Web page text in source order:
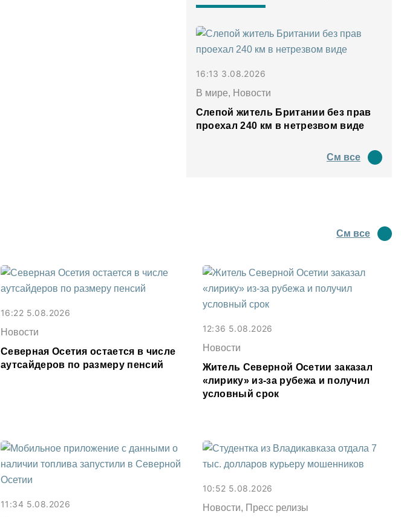
16:13 3.08.2026
В мире, Новости
Слепой житель Британии без прав
проехал 240 км в нетрезвом виде
См все
См все
16:22 5.08.2026
Новости
Северная Осетия остается в числе
аутсайдеров по размеру пенсий
12:36 5.08.2026
Новости
Житель Северной Осетии заказал
«лирику» из-за рубежа и получил
условный срок
11:34 5.08.2026
10:52 5.08.2026
Новости, Пресс релизы